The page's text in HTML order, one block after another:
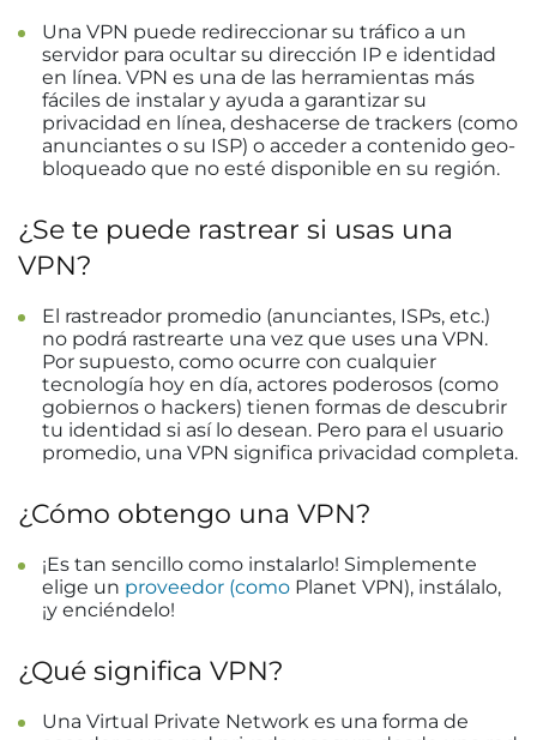
Una VPN puede redireccionar su tráfico a un
servidor para ocultar su dirección IP e identidad
en línea. VPN es una de las herramientas más
fáciles de instalar y ayuda a garantizar su
privacidad en línea, deshacerse de trackers (como
anunciantes o su ISP) o acceder a contenido geo-
bloqueado que no esté disponible en su región.
¿Se te puede rastrear si usas una
VPN?
El rastreador promedio (anunciantes, ISPs, etc.)
no podrá rastrearte una vez que uses una VPN.
Por supuesto, como ocurre con cualquier
tecnología hoy en día, actores poderosos (como
gobiernos o hackers) tienen formas de descubrir
tu identidad si así lo desean. Pero para el usuario
promedio, una VPN significa privacidad completa.
¿Cómo obtengo una VPN?
¡Es tan sencillo como instalarlo! Simplemente
elige un proveedor (como Planet VPN), instálalo,
¡y enciéndelo!
¿Qué significa VPN?
Una Virtual Private Network es una forma de